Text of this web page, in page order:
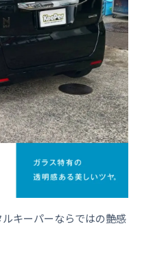
キーパーならではの艶感